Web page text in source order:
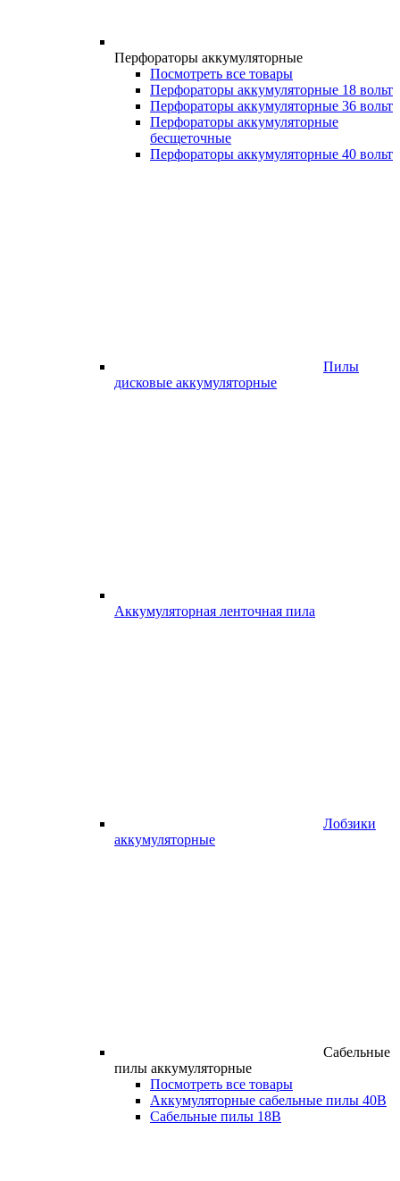
Перфораторы аккумуляторные
Посмотреть все товары
Перфораторы аккумуляторные 18 вольт
Перфораторы аккумуляторные 36 вольт
Перфораторы аккумуляторные
бесщеточные
Перфораторы аккумуляторные 40 вольт
Пилы
дисковые аккумуляторные
Аккумуляторная ленточная пила
Лобзики
аккумуляторные
Сабельные
пилы аккумуляторные
Посмотреть все товары
Аккумуляторные сабельные пилы 40В
Сабельные пилы 18В